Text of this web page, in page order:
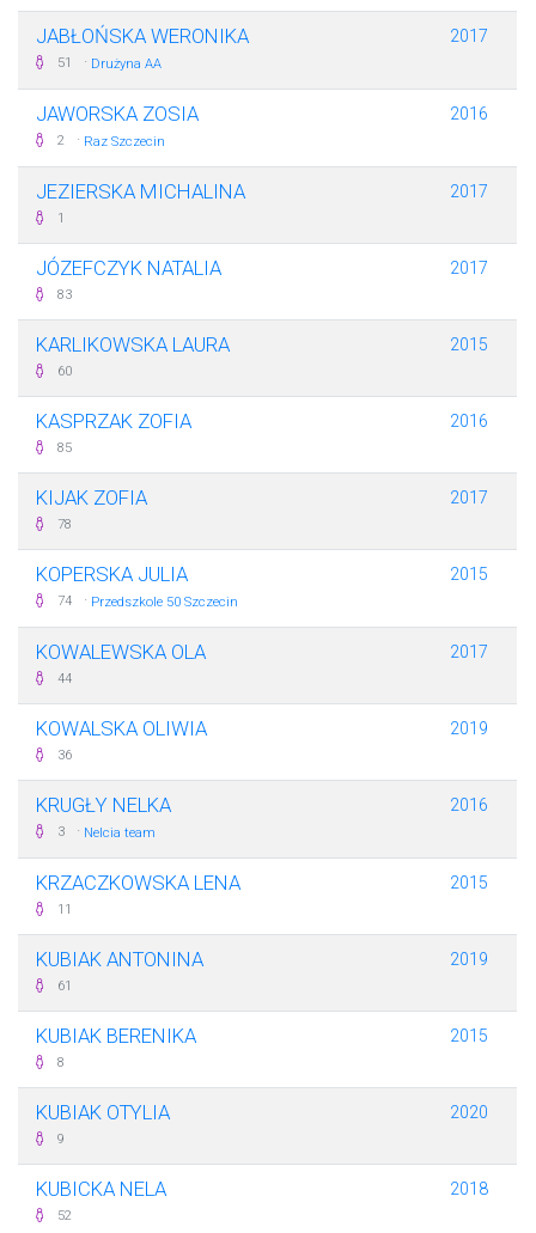
JABŁOŃSKA WERONIKA
51 · Drużyna AA
2017
JAWORSKA ZOSIA
2 · Raz Szczecin
2016
JEZIERSKA MICHALINA
1
2017
JÓZEFCZYK NATALIA
83
2017
KARLIKOWSKA LAURA
60
2015
KASPRZAK ZOFIA
85
2016
KIJAK ZOFIA
78
2017
KOPERSKA JULIA
74 · Przedszkole 50 Szczecin
2015
KOWALEWSKA OLA
44
2017
KOWALSKA OLIWIA
36
2019
KRUGŁY NELKA
3 · Nelcia team
2016
KRZACZKOWSKA LENA
11
2015
KUBIAK ANTONINA
61
2019
KUBIAK BERENIKA
8
2015
KUBIAK OTYLIA
9
2020
KUBICKA NELA
52
2018